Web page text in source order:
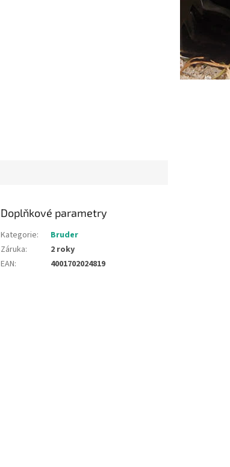
Doplňkové parametry
Kategorie:
Bruder
Záruka:
2 roky
EAN: 4001702024819